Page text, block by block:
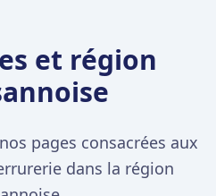
et région
pages consacrées aux
dans la région